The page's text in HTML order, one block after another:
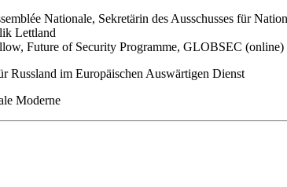
Nationale, Sekre­tärin des Ausschusses für
Lettland
Future of Security Programme, GLOBSEC (online)
Russland im Europäi­schen Auswär­tigen Dienst
Moderne